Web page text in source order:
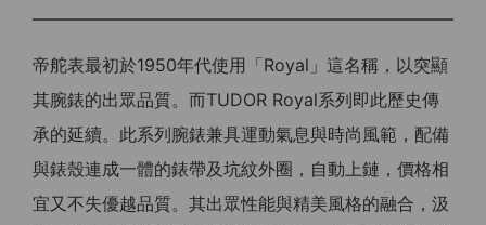
帝舵表最初於1950年代使用「Royal」這名稱，以突顯
其腕錶的出眾品質。而TUDOR Royal系列即此歷史傳
承的延續。此系列腕錶兼具運動氣息與時尚風範，配備
與錶殼連成一體的錶帶及坑紋外圈，自動上鏈，價格相
宜又不失優越品質。其出眾性能與精美風格的融合，汲